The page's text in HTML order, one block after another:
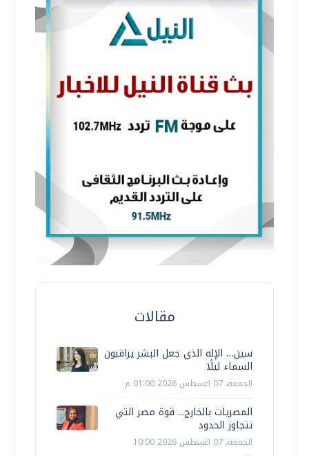
مقالات
سين… الإله الذي جعل البشر يراقبون
السماء ليلًا
الجمعة، 07 اغسطس 2026 01:00 م
المصريات بالخارج... قوة مصر التي
تتجاوز الحدود
الجمعة، 07 اغسطس 2026 10:00